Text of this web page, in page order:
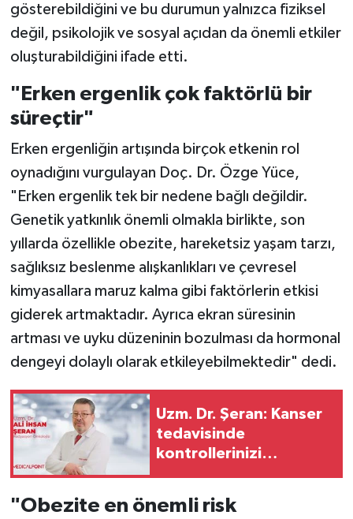
gösterebildiğini ve bu durumun yalnızca fiziksel
değil, psikolojik ve sosyal açıdan da önemli etkiler
oluşturabildiğini ifade etti.
"Erken ergenlik çok faktörlü bir
süreçtir"
Erken ergenliğin artışında birçok etkenin rol
oynadığını vurgulayan Doç. Dr. Özge Yüce,
"Erken ergenlik tek bir nedene bağlı değildir.
Genetik yatkınlık önemli olmakla birlikte, son
yıllarda özellikle obezite, hareketsiz yaşam tarzı,
sağlıksız beslenme alışkanlıkları ve çevresel
kimyasallara maruz kalma gibi faktörlerin etkisi
giderek artmaktadır. Ayrıca ekran süresinin
artması ve uyku düzeninin bozulması da hormonal
dengeyi dolaylı olarak etkileyebilmektedir" dedi.
Uzm. Dr. Şeran: Kanser
tedavisinde
kontrollerinizi
"Obezite en önemli risk